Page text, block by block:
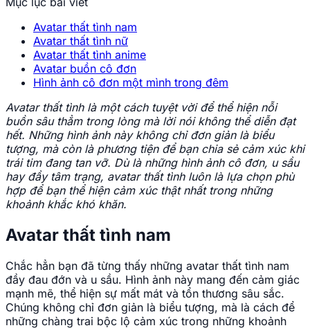
Avatar thất tình nam
Avatar thất tình nữ
Avatar thất tình anime
Avatar buồn cô đơn
Hình ảnh cô đơn một mình trong đêm
Avatar thất tình là một cách tuyệt vời để thể hiện nỗi
buồn sâu thẳm trong lòng mà lời nói không thể diễn đạt
hết. Những hình ảnh này không chỉ đơn giản là biểu
tượng, mà còn là phương tiện để bạn chia sẻ cảm xúc khi
trái tim đang tan vỡ. Dù là những hình ảnh cô đơn, u sầu
hay đầy tâm trạng, avatar thất tình luôn là lựa chọn phù
hợp để bạn thể hiện cảm xúc thật nhất trong những
khoảnh khắc khó khăn.
Avatar thất tình nam
Chắc hẳn bạn đã từng thấy những avatar thất tình nam
đầy đau đớn và u sầu. Hình ảnh này mang đến cảm giác
mạnh mẽ, thể hiện sự mất mát và tổn thương sâu sắc.
Chúng không chỉ đơn giản là biểu tượng, mà là cách để
những chàng trai bộc lộ cảm xúc trong những khoảnh